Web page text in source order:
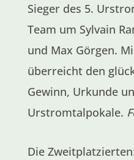
Sieger des 5.
Team um Sylvain
und Max Görgen.
überreicht den
Gewinn, Urkunde
Urstromtalpokale.
Die